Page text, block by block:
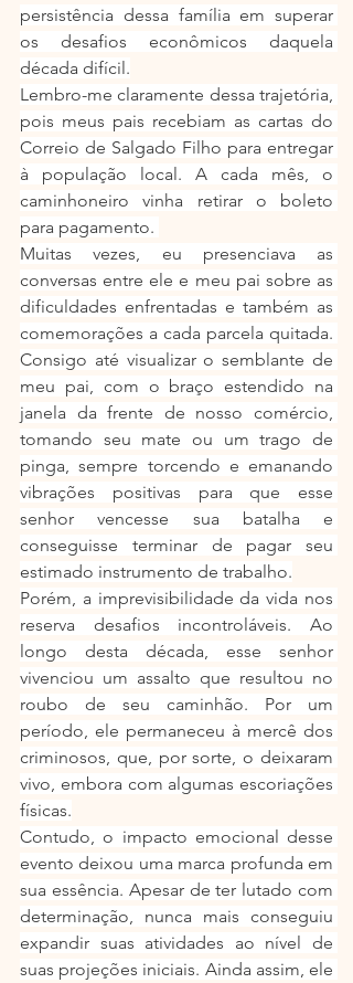
persistência dessa família em superar
os desafios econômicos daquela
década difícil.
Lembro-me claramente dessa trajetória,
pois meus pais recebiam as cartas do
Correio de Salgado Filho para entregar
à população local. A cada mês, o
caminhoneiro vinha retirar o boleto
para pagamento.
Muitas vezes, eu presenciava as
conversas entre ele e meu pai sobre as
dificuldades enfrentadas e também as
comemorações a cada parcela quitada.
Consigo até visualizar o semblante de
meu pai, com o braço estendido na
janela da frente de nosso comércio,
tomando seu mate ou um trago de
pinga, sempre torcendo e emanando
vibrações positivas para que esse
senhor vencesse sua batalha e
conseguisse terminar de pagar seu
estimado instrumento de trabalho.
Porém, a imprevisibilidade da vida nos
reserva desafios incontroláveis. Ao
longo desta década, esse senhor
vivenciou um assalto que resultou no
roubo de seu caminhão. Por um
período, ele permaneceu à mercê dos
criminosos, que, por sorte, o deixaram
vivo, embora com algumas escoriações
físicas.
Contudo, o impacto emocional desse
evento deixou uma marca profunda em
sua essência. Apesar de ter lutado com
determinação, nunca mais conseguiu
expandir suas atividades ao nível de
suas projeções iniciais. Ainda assim, ele